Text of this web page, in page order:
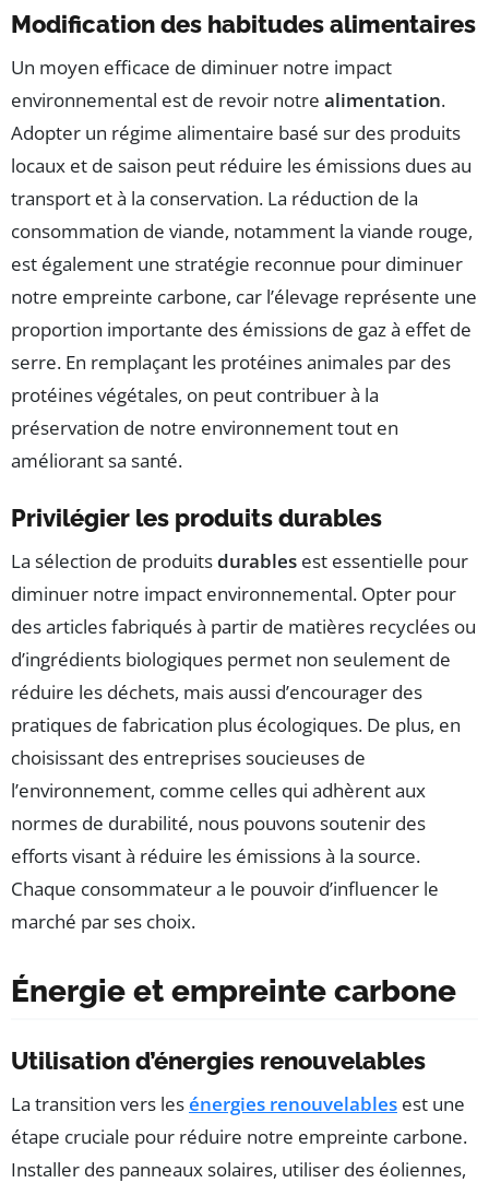
Modification des habitudes alimentaires
Un moyen efficace de diminuer notre impact
environnemental est de revoir notre alimentation.
Adopter un régime alimentaire basé sur des produits
locaux et de saison peut réduire les émissions dues au
transport et à la conservation. La réduction de la
consommation de viande, notamment la viande rouge,
est également une stratégie reconnue pour diminuer
notre empreinte carbone, car l’élevage représente une
proportion importante des émissions de gaz à effet de
serre. En remplaçant les protéines animales par des
protéines végétales, on peut contribuer à la
préservation de notre environnement tout en
améliorant sa santé.
Privilégier les produits durables
La sélection de produitsdurables est essentielle pour
diminuer notre impact environnemental. Opter pour
des articles fabriqués à partir de matières recyclées ou
d’ingrédients biologiques permet non seulement de
réduire les déchets, mais aussi d’encourager des
pratiques de fabrication plus écologiques. De plus, en
choisissant des entreprises soucieuses de
l’environnement, comme celles qui adhèrent aux
normes de durabilité, nous pouvons soutenir des
efforts visant à réduire les émissions à la source.
Chaque consommateur a le pouvoir d’influencer le
marché par ses choix.
Énergie et empreinte carbone
Utilisation d’énergies renouvelables
La transition vers lesénergies renouvelables est une
étape cruciale pour réduire notre empreinte carbone.
Installer des panneaux solaires, utiliser des éoliennes,